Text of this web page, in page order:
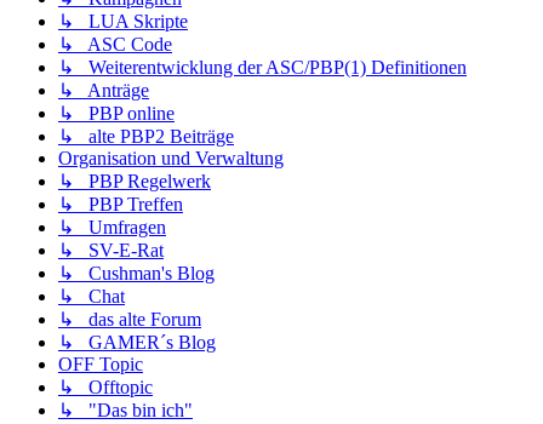
↳ LUA Skripte
↳ ASC Code
↳ Weiterentwicklung der ASC/PBP(1) Definitionen
↳ Anträge
↳ PBP online
↳ alte PBP2 Beiträge
Organisation und Verwaltung
↳ PBP Regelwerk
↳ PBP Treffen
↳ Umfragen
↳ SV-E-Rat
↳ Cushman's Blog
↳ Chat
↳ das alte Forum
↳ GAMER´s Blog
OFF Topic
↳ Offtopic
↳ "Das bin ich"